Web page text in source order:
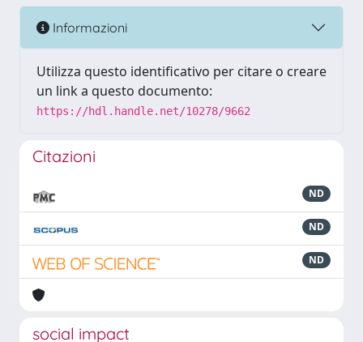
Informazioni
Utilizza questo identificativo per citare o creare
un link a questo documento:
https://hdl.handle.net/10278/9662
Citazioni
ND
ND
ND
social impact